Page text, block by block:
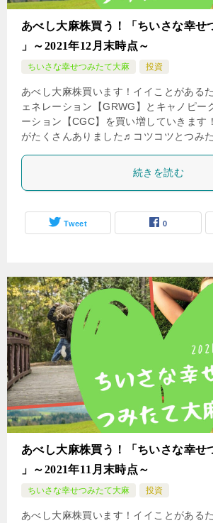
あべし大麻株買う！「ちいさな幸せ
」～2021年12月末時点～
ちいさな幸せつみたて大麻 投資
あべし大麻株買います！イイことがある
ェネレーション【GRWG】とキャノピー
ーション【CGC】を買い増していきます
がたくさんありました♬コツコツとつみ
続きを読む
Tweet 0
あべし大麻株買う！「ちいさな幸せ
」～2021年11月末時点～
ちいさな幸せつみたて大麻 投資
あべし大麻株買います！イイことがある